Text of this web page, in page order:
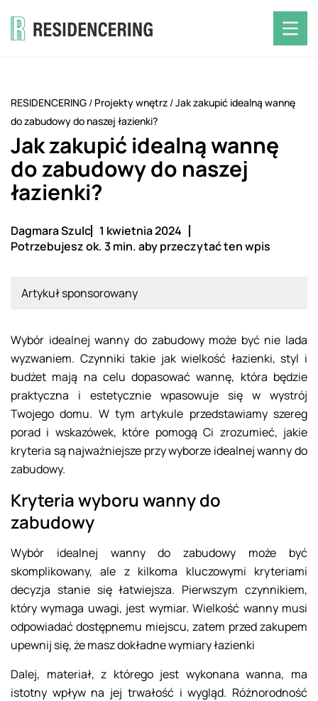
RESIDENCERING / Projekty wnętrz /Jak zakupić idealną wannę
do zabudowy do naszej łazienki?
Jak zakupić idealną wannę
do zabudowy do naszej
łazienki?
Dagmara Szulc 1 kwietnia 2024
Potrzebujesz ok. 3 min. aby przeczytać ten wpis
Artykuł sponsorowany
Wybór idealnej wanny do zabudowy może być nie lada
wyzwaniem. Czynniki takie jak wielkość łazienki, styl i
budżet mają na celu dopasować wannę, która będzie
praktyczna i estetycznie wpasowuje się w wystrój
Twojego domu. W tym artykule przedstawiamy szereg
porad i wskazówek, które pomogą Ci zrozumieć, jakie
kryteria są najważniejsze przy wyborze idealnej wanny do
zabudowy.
Kryteria wyboru wanny do
zabudowy
Wybór idealnej wanny do zabudowy może być
skomplikowany, ale z kilkoma kluczowymi kryteriami
decyzja stanie się łatwiejsza. Pierwszym czynnikiem,
który wymaga uwagi, jest wymiar. Wielkość wanny musi
odpowiadać dostępnemu miejscu, zatem przed zakupem
upewnij się, że masz dokładne wymiary łazienki
Dalej, materiał, z którego jest wykonana wanna, ma
istotny wpływ na jej trwałość i wygląd. Różnorodność